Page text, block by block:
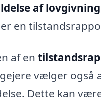
af
en
af en
vælger også
Dette kan